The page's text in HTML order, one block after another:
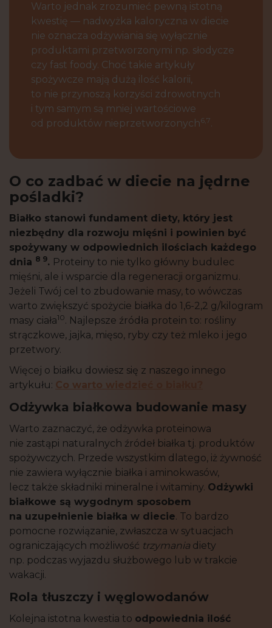
Warto jednak zrozumieć pewną istotną
kwestię — nadwyżka kaloryczna w diecie
nie oznacza odżywiania się wyłącznie
produktami przetworzonymi np. słodycze
czy fast foody. Choć takie artykuły
spożywcze mają dużą ilość kalorii,
to nie przynoszą korzyści zdrowotnych
i tym samym są mniej wartościowe
od produktów nieprzetworzonych6,7.
O co zadbać w diecie na jędrne
pośladki?
Białko stanowi fundament diety, który jest
niezbędny dla rozwoju mięśni i powinien być
spożywany w odpowiednich ilościach każdego
dnia 8 9. Proteiny to nie tylko główny budulec
mięśni, ale i wsparcie dla regeneracji organizmu.
Jeżeli Twój cel to zbudowanie masy, to wówczas
warto zwiększyć spożycie białka do 1,6-2,2 g/kilogram
masy ciała10. Najlepsze źródła protein to: rośliny
strączkowe, jajka, mięso, ryby czy też mleko i jego
przetwory.
Więcej o białku dowiesz się z naszego innego
artykułu: Co warto wiedzieć o białku?
Odżywka białkowa budowanie masy
Warto zaznaczyć, że odżywka proteinowa
nie zastąpi naturalnych źródeł białka tj. produktów
spożywczych. Przede wszystkim dlatego, iż żywność
nie zawiera wyłącznie białka i aminokwasów,
lecz także składniki mineralne i witaminy. Odżywki
białkowe są wygodnym sposobem
na uzupełnienie białka w diecie. To bardzo
pomocne rozwiązanie, zwłaszcza w sytuacjach
ograniczających możliwość trzymania diety
np. podczas wyjazdu służbowego lub w trakcie
wakacji.
Rola tłuszczy i węglowodanów
Kolejna istotna kwestia to odpowiednia ilość